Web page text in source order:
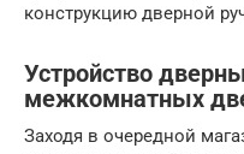
конструкцию дверной
Устройство
межкомнатных
Заходя в очередной